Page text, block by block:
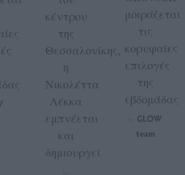
κέντρου
της
Θεσσαλονίκης,
η
Νικολέττα
Λέκκα
εμπνέεται
και
δημιουργεί
μοιράζεται
τις
κορυφαίες
επιλογές
της
εβδομάδας
GLOW
team